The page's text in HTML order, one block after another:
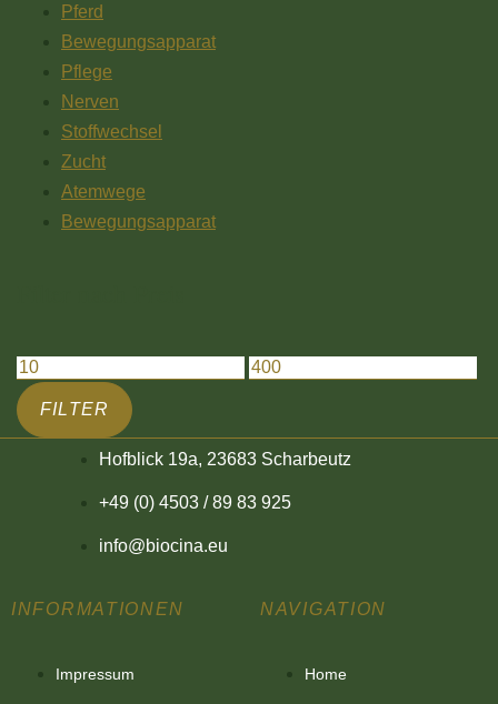
Pferd
Bewegungsapparat
Pflege
Nerven
Stoffwechsel
Zucht
Atemwege
Bewegungsapparat
FILTER
Hofblick 19a, 23683 Scharbeutz
+49 (0) 4503 / 89 83 925
info@biocina.eu
INFORMATIONEN
Impressum
NAVIGATION
Home